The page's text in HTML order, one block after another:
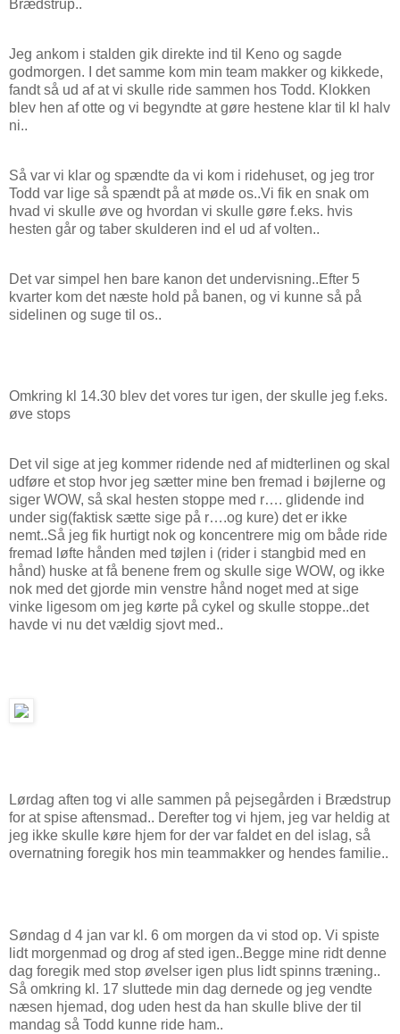
Brædstrup..
Jeg ankom i stalden gik direkte ind til Keno og sagde
godmorgen. I det samme kom min team makker og kikkede,
fandt så ud af at vi skulle ride sammen hos Todd. Klokken
blev hen af otte og vi begyndte at gøre hestene klar til kl halv
ni..
Så var vi klar og spændte da vi kom i ridehuset, og jeg tror
Todd var lige så spændt på at møde os..Vi fik en snak om
hvad vi skulle øve og hvordan vi skulle gøre f.eks. hvis
hesten går og taber skulderen ind el ud af volten..
Det var simpel hen bare kanon det undervisning..Efter 5
kvarter kom det næste hold på banen, og vi kunne så på
sidelinen og suge til os..
Omkring kl 14.30 blev det vores tur igen, der skulle jeg f.eks.
øve stops
Det vil sige at jeg kommer ridende ned af midterlinen og skal
udføre et stop hvor jeg sætter mine ben fremad i bøjlerne og
siger WOW, så skal hesten stoppe med r…. glidende ind
under sig(faktisk sætte sige på r….og kure) det er ikke
nemt..Så jeg fik hurtigt nok og koncentrere mig om både ride
fremad løfte hånden med tøjlen i (rider i stangbid med en
hånd) huske at få benene frem og skulle sige WOW, og ikke
nok med det gjorde min venstre hånd noget med at sige
vinke ligesom om jeg kørte på cykel og skulle stoppe..det
havde vi nu det vældig sjovt med..
Lørdag aften tog vi alle sammen på pejsegården i Brædstrup
for at spise aftensmad.. Derefter tog vi hjem, jeg var heldig at
jeg ikke skulle køre hjem for der var faldet en del islag, så
overnatning foregik hos min teammakker og hendes familie..
Søndag d 4 jan var kl. 6 om morgen da vi stod op. Vi spiste
lidt morgenmad og drog af sted igen..Begge mine ridt denne
dag foregik med stop øvelser igen plus lidt spinns træning..
Så omkring kl. 17 sluttede min dag dernede og jeg vendte
næsen hjemad, dog uden hest da han skulle blive der til
mandag så Todd kunne ride ham..